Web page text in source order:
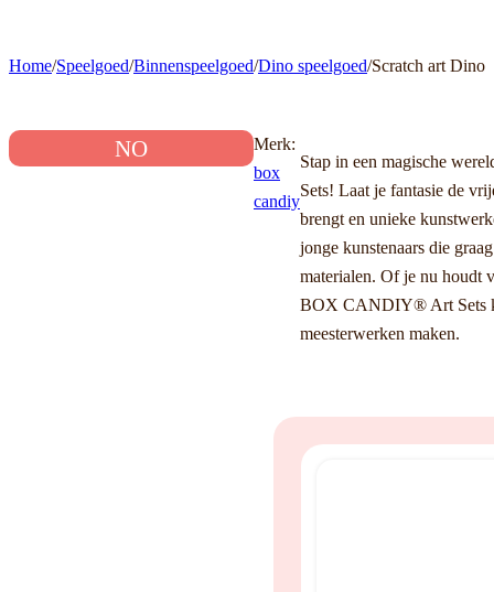
Home/Speelgoed/Binnenspeelgoed/Dino speelgoed/Scratch art Dino
NO
Merk:
box
candiy
Stap in een magische
Sets! Laat je fantasie de
brengt en unieke
jonge kunstenaars die
materialen. Of je nu houdt
BOX CANDIY® Art Sets
meesterwerken maken.